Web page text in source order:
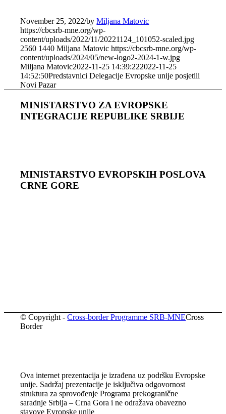
November 25, 2022/byMiljana Matovic
https://cbcsrb-mne.org/wp-
content/uploads/2022/11/20221124_101052-scaled.jpg
2560 1440 Miljana Matovic https://cbcsrb-mne.org/wp-
content/uploads/2024/05/new-logo2-2024-1-w.jpg
Miljana Matovic2022-11-25 14:39:222022-11-25
14:52:50Predstavnici Delegacije Evropske unije posjetili
Novi Pazar
MINISTARSTVO ZA EVROPSKE
INTEGRACIJE REPUBLIKE SRBIJE
MINISTARSTVO EVROPSKIH POSLOVA
CRNЕ GORЕ
© Copyright -Cross-border Programme SRB-MNECross
Border
Ova internet prezentacija je izrađena uz podršku Evropske
unije. Sadržaj prezentacije je isključiva odgovornost
struktura za sprovođenje Programa prekogranične
saradnje Srbija – Crna Gora i ne odražava obavezno
stavove Evropske unije